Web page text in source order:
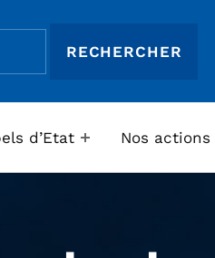
d’Etat Nos actions